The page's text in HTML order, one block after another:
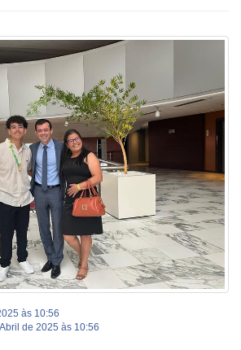
às 10:56
de 2025 às 10:56